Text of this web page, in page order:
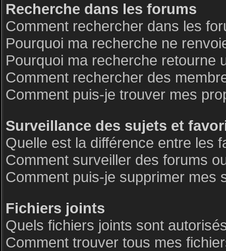
Recherche dans les forums
Comment rechercher dans les
Pourquoi ma recherche ne
Pourquoi ma recherche retourne
Comment rechercher des
Comment puis-je trouver mes
Surveillance des sujets et
Quelle est la différence entre les
Comment surveiller des forums
Comment puis-je supprimer mes
Fichiers joints
Quels fichiers joints sont
Comment trouver tous mes